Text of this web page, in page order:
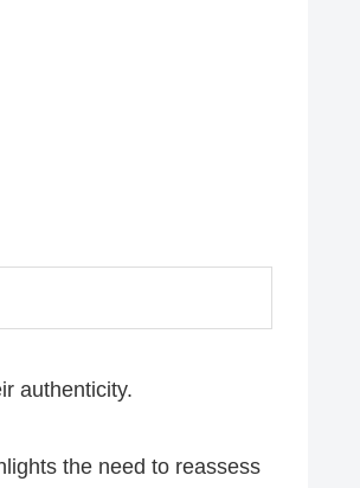
authenticity.
the need to reassess